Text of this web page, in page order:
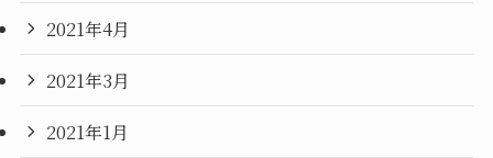
2021年4月
2021年3月
2021年1月